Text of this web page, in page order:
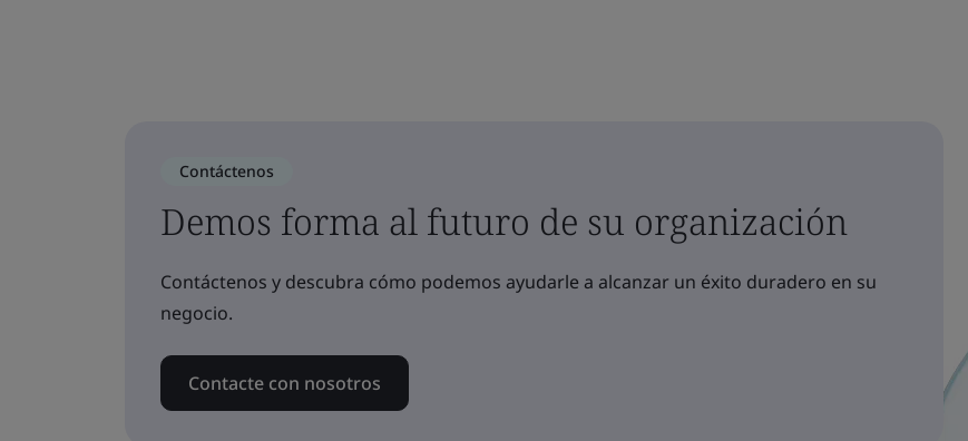
Contáctenos
Demos forma al futuro de su organización
Contáctenos y descubra cómo podemos ayudarle a alcanzar un éxito duradero en su
negocio.
Contacte con nosotros